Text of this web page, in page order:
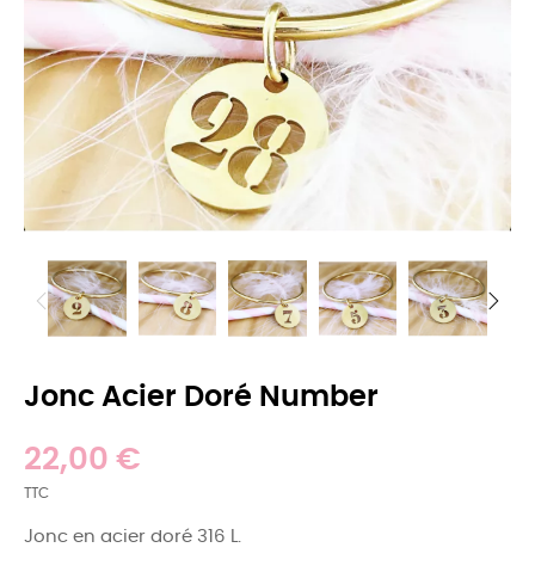
Jonc Acier Doré Number
22,00 €
TTC
Jonc en acier doré 316 L.